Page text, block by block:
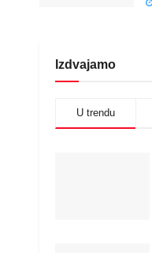
Izdvajamo
U trendu